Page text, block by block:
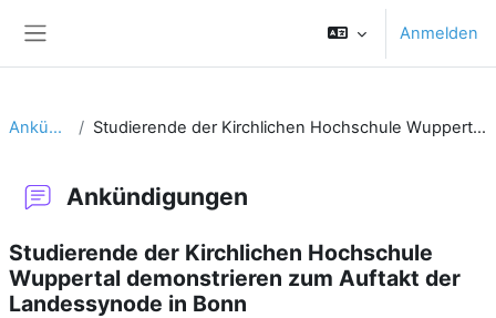
Anmelden
Ankündigungen Studierende der Kirchlichen Hochschule Wuppertal demonstrieren zum Auftakt der Landessynode in Bonn
Ankündigungen
Studierende der Kirchlichen Hochschule
Wuppertal demonstrieren zum Auftakt der
Landessynode in Bonn